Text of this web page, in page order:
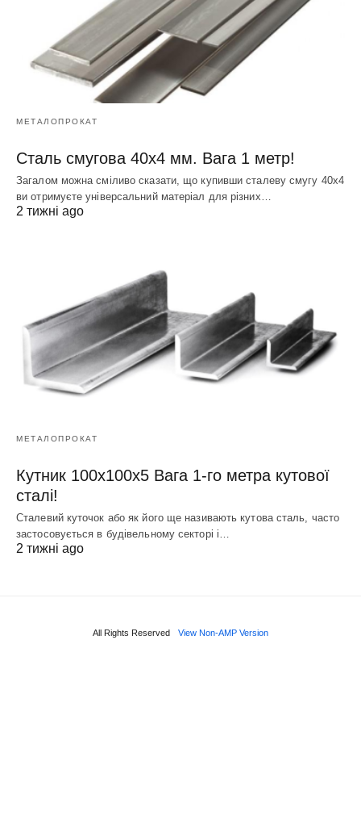
МЕТАЛОПРОКАТ
Сталь смугова 40х4 мм. Вага 1 метр!
Загалом можна сміливо сказати, що купивши сталеву смугу 40х4
ви отримуєте універсальний матеріал для різних…
2 тижні ago
МЕТАЛОПРОКАТ
Кутник 100х100х5 Вага 1-го метра кутової
сталі!
Сталевий куточок або як його ще називають кутова сталь, часто
застосовується в будівельному секторі і…
2 тижні ago
All Rights Reserved View Non-AMP Version